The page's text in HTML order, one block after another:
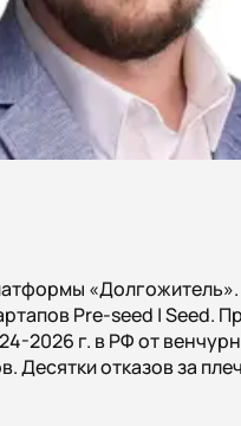
Pre-seed | Seed.
2026 г. в РФ от
Десятки отказов за